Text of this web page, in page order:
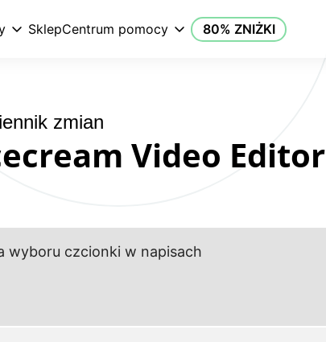
SklepCentrum pomocy 80% ZNIŻKI
zmian
Video Editor
wyboru czcionki w napisach